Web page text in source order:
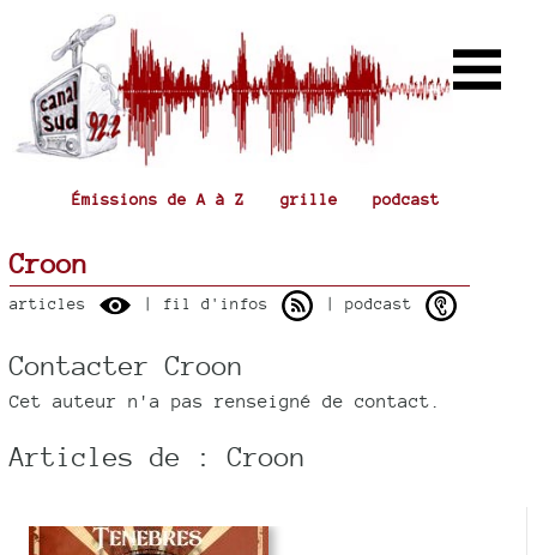
Émissions de A à Z grille podcast
Croon
articles | fil d'infos | podcast
Contacter Croon
Cet auteur n'a pas renseigné de contact.
Articles de : Croon